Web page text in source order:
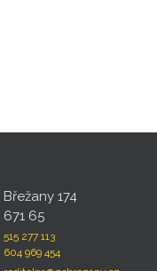
Břežany 174
671 65
515 277 113
604 969 454